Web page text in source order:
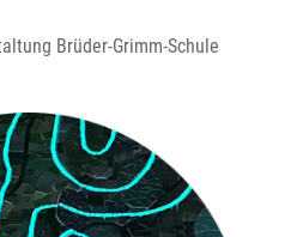
Brüder-Grimm-Schule